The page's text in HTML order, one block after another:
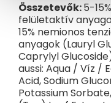
Összetevők:5-
felületaktív
15% nemionos
anyagok (Lauryl
Caprylyl
aussi: Aqua / Víz /
Acid, Sodium
Potassium